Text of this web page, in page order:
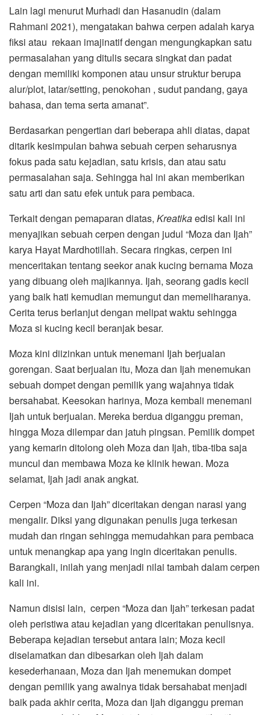
Lain lagi menurut Murhadi dan Hasanudin (dalam
Rahmani 2021), mengatakan bahwa cerpen adalah karya
fiksi atau rekaan imajinatif dengan mengungkapkan satu
permasalahan yang ditulis secara singkat dan padat
dengan memiliki komponen atau unsur struktur berupa
alur/plot, latar/setting, penokohan , sudut pandang, gaya
bahasa, dan tema serta amanat”.
Berdasarkan pengertian dari beberapa ahli diatas, dapat
ditarik kesimpulan bahwa sebuah cerpen seharusnya
fokus pada satu kejadian, satu krisis, dan atau satu
permasalahan saja. Sehingga hal ini akan memberikan
satu arti dan satu efek untuk para pembaca.
Terkait dengan pemaparan diatas, Kreatikaedisi kali ini
menyajikan sebuah cerpen dengan judul “Moza dan Ijah”
karya Hayat Mardhotillah. Secara ringkas, cerpen ini
menceritakan tentang seekor anak kucing bernama Moza
yang dibuang oleh majikannya. Ijah, seorang gadis kecil
yang baik hati kemudian memungut dan memeliharanya.
Cerita terus berlanjut dengan melipat waktu sehingga
Moza si kucing kecil beranjak besar.
Moza kini diizinkan untuk menemani Ijah berjualan
gorengan. Saat berjualan itu, Moza dan Ijah menemukan
sebuah dompet dengan pemilik yang wajahnya tidak
bersahabat. Keesokan harinya, Moza kembali menemani
Ijah untuk berjualan. Mereka berdua diganggu preman,
hingga Moza dilempar dan jatuh pingsan. Pemilik dompet
yang kemarin ditolong oleh Moza dan Ijah, tiba-tiba saja
muncul dan membawa Moza ke klinik hewan. Moza
selamat, Ijah jadi anak angkat.
Cerpen “Moza dan Ijah” diceritakan dengan narasi yang
mengalir. Diksi yang digunakan penulis juga terkesan
mudah dan ringan sehingga memudahkan para pembaca
untuk menangkap apa yang ingin diceritakan penulis.
Barangkali, inilah yang menjadi nilai tambah dalam cerpen
kali ini.
Namun disisi lain, cerpen “Moza dan Ijah” terkesan padat
oleh peristiwa atau kejadian yang diceritakan penulisnya.
Beberapa kejadian tersebut antara lain; Moza kecil
diselamatkan dan dibesarkan oleh Ijah dalam
kesederhanaan, Moza dan Ijah menemukan dompet
dengan pemilik yang awalnya tidak bersahabat menjadi
baik pada akhir cerita, Moza dan Ijah diganggu preman